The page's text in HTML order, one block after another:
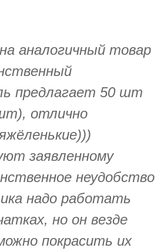
аналогичный товар
предлагает 50 шт
отлично
заявленному
неудобство
надо работать
но он везде
покрасить их